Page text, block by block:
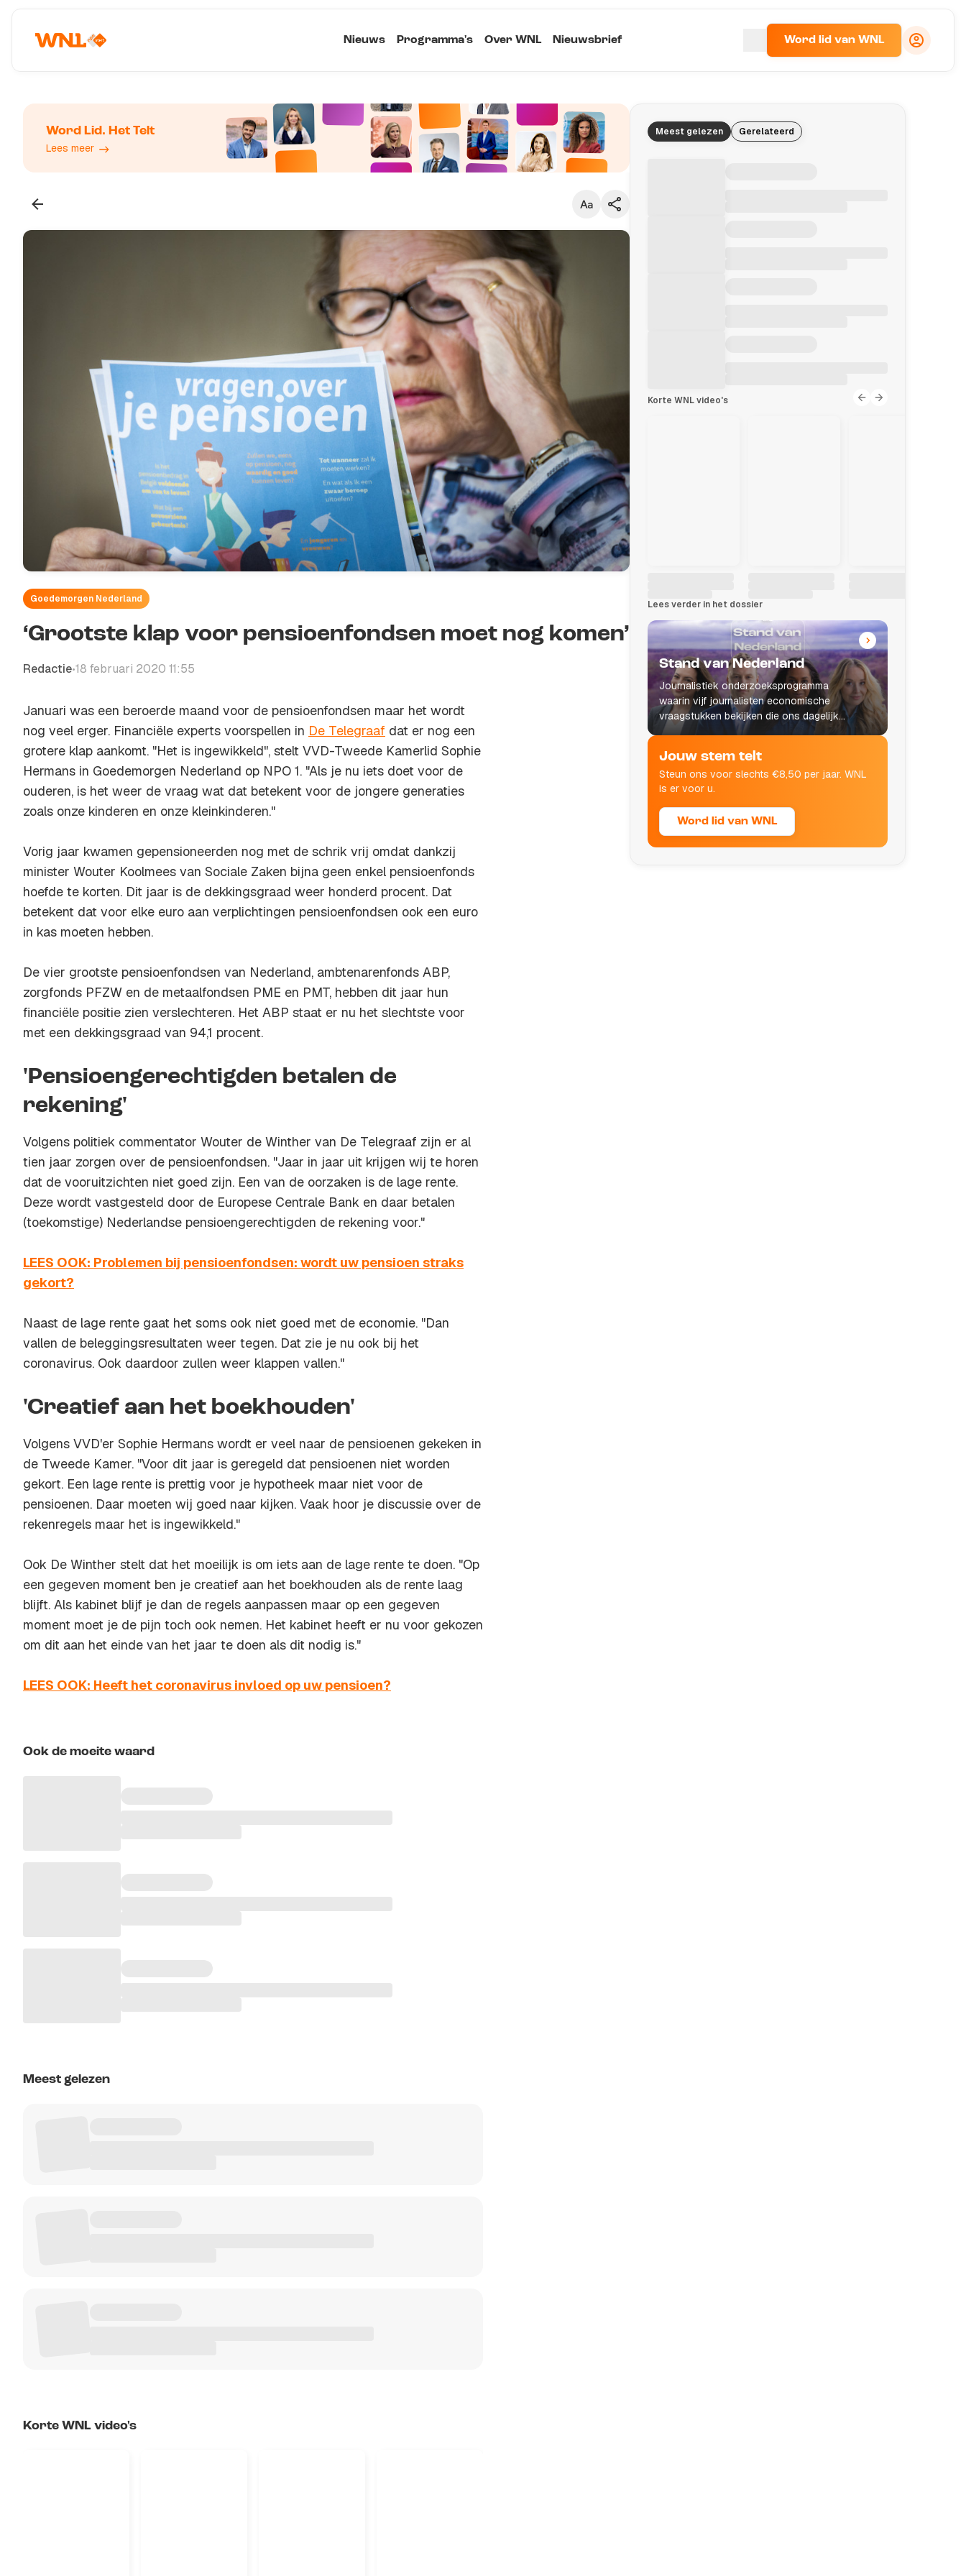
Nieuws Programma's Over WNL Nieuwsbrief Word lid van WNL
Word Lid. Het Telt
Lees meer
Standaard
Groot
Kopieer link
Goedemorgen Nederland
‘Grootste klap voor pensioenfondsen moet nog komen’
Redactie•18 februari 2020 11:55
Januari was een beroerde maand voor de pensioenfondsen maar het wordt
nog veel erger. Financiële experts voorspellen in De Telegraaf dat er nog een
grotere klap aankomt. "Het is ingewikkeld", stelt VVD-Tweede Kamerlid Sophie
Hermans in Goedemorgen Nederland op NPO 1. "Als je nu iets doet voor de
ouderen, is het weer de vraag wat dat betekent voor de jongere generaties
zoals onze kinderen en onze kleinkinderen."
Vorig jaar kwamen gepensioneerden nog met de schrik vrij omdat dankzij
minister Wouter Koolmees van Sociale Zaken bijna geen enkel pensioenfonds
hoefde te korten. Dit jaar is de dekkingsgraad weer honderd procent. Dat
betekent dat voor elke euro aan verplichtingen pensioenfondsen ook een euro
in kas moeten hebben.
De vier grootste pensioenfondsen van Nederland, ambtenarenfonds ABP,
zorgfonds PFZW en de metaalfondsen PME en PMT, hebben dit jaar hun
financiële positie zien verslechteren. Het ABP staat er nu het slechtste voor
met een dekkingsgraad van 94,1 procent.
'Pensioengerechtigden betalen de
rekening'
Volgens politiek commentator Wouter de Winther van De Telegraaf zijn er al
tien jaar zorgen over de pensioenfondsen. "Jaar in jaar uit krijgen wij te horen
dat de vooruitzichten niet goed zijn. Een van de oorzaken is de lage rente.
Deze wordt vastgesteld door de Europese Centrale Bank en daar betalen
(toekomstige) Nederlandse pensioengerechtigden de rekening voor."
LEES OOK: Problemen bij pensioenfondsen: wordt uw pensioen straks
gekort?
Naast de lage rente gaat het soms ook niet goed met de economie. "Dan
vallen de beleggingsresultaten weer tegen. Dat zie je nu ook bij het
coronavirus. Ook daardoor zullen weer klappen vallen."
'Creatief aan het boekhouden'
Volgens VVD'er Sophie Hermans wordt er veel naar de pensioenen gekeken in
de Tweede Kamer. "Voor dit jaar is geregeld dat pensioenen niet worden
gekort. Een lage rente is prettig voor je hypotheek maar niet voor de
pensioenen. Daar moeten wij goed naar kijken. Vaak hoor je discussie over de
rekenregels maar het is ingewikkeld."
Ook De Winther stelt dat het moeilijk is om iets aan de lage rente te doen. "Op
een gegeven moment ben je creatief aan het boekhouden als de rente laag
blijft. Als kabinet blijf je dan de regels aanpassen maar op een gegeven
moment moet je de pijn toch ook nemen. Het kabinet heeft er nu voor gekozen
om dit aan het einde van het jaar te doen als dit nodig is."
LEES OOK: Heeft het coronavirus invloed op uw pensioen?
Ook de moeite waard
Meest gelezen
Korte WNL video's
Meest gelezen Gerelateerd
Korte WNL video's
Lees verder in het dossier
Stand van Nederland
Journalistiek onderzoeksprogramma
waarin vijf journalisten economische
vraagstukken bekijken die ons dagelijks
leven raken.
Jouw stem telt
Steun ons voor slechts €8,50 per jaar. WNL
is er voor u.
Word lid van WNL